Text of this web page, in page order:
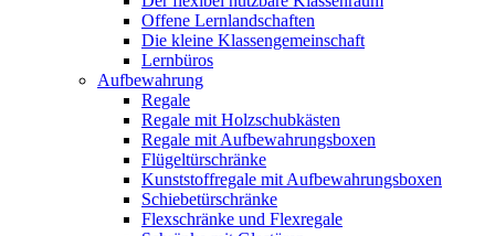
Offene Lernlandschaften
Die kleine Klassengemeinschaft
Lernbüros
Aufbewahrung
Regale
Regale mit Holzschubkästen
Regale mit Aufbewahrungsboxen
Flügeltürschränke
Kunststoffregale mit Aufbewahrungsboxen
Schiebetürschränke
Flexschränke und Flexregale